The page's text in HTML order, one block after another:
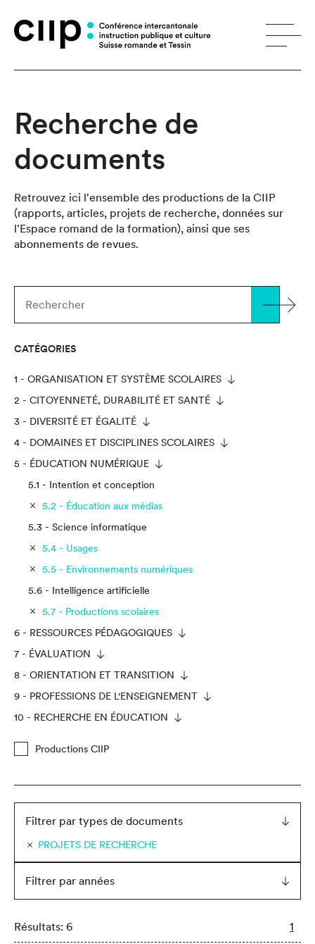
Recherche de
documents
Retrouvez ici l'ensemble des productions de la CIIP
(rapports, articles, projets de recherche, données sur
l'Espace romand de la formation), ainsi que ses
abonnements de revues.
Filtrer par types de documents
PROJETS DE RECHERCHE
Filtrer par années
Résultats: 6 1
CATÉGORIES
1 - ORGANISATION ET SYSTÈME SCOLAIRES
2 - CITOYENNETÉ, DURABILITÉ ET SANTÉ
3 - DIVERSITÉ ET ÉGALITÉ
4 - DOMAINES ET DISCIPLINES SCOLAIRES
5 - ÉDUCATION NUMÉRIQUE
5.1 - Intention et conception
5.2 - Éducation aux médias
5.3 - Science informatique
5.4 - Usages
5.5 - Environnements numériques
5.6 - Intelligence artificielle
5.7 - Productions scolaires
6 - RESSOURCES PÉDAGOGIQUES
7 - ÉVALUATION
8 - ORIENTATION ET TRANSITION
9 - PROFESSIONS DE L'ENSEIGNEMENT
10 - RECHERCHE EN ÉDUCATION
Productions CIIP